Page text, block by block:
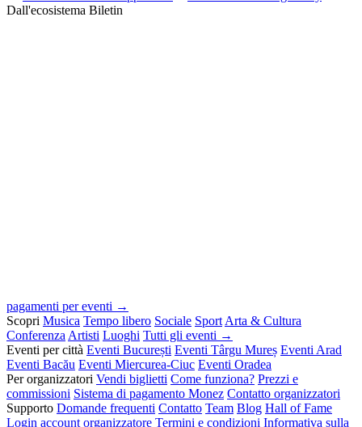
Dall'ecosistema Biletin
pagamenti per eventi →
Scopri Musica Tempo libero Sociale Sport Arta & Cultura
Conferenza Artisti Luoghi Tutti gli eventi →
Eventi per città Eventi București Eventi Târgu Mureș Eventi Arad
Eventi Bacău Eventi Miercurea-Ciuc Eventi Oradea
Per organizzatori Vendi biglietti Come funziona? Prezzi e
commissioni Sistema di pagamento Monez Contatto organizzatori
Supporto Domande frequenti Contatto Team Blog Hall of Fame
Login account organizzatore Termini e condizioni Informativa sulla